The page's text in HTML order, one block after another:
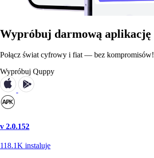
Wypróbuj darmową aplikację
Połącz świat cyfrowy i fiat — bez kompromisów!
Wypróbuj Quppy
v 2.0.152
118.1K instaluje